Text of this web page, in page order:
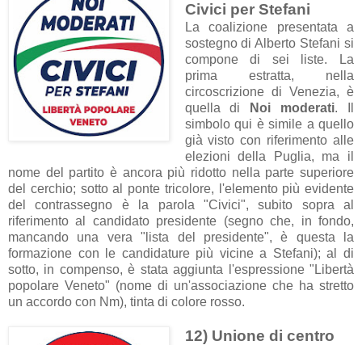
Civici per Stefani
La coalizione presentata a
sostegno di Alberto Stefani si
compone di sei liste. La
prima estratta, nella
circoscrizione di Venezia, è
quella di
Noi moderati. Il
simbolo qui è simile a quello
già visto con riferimento alle
elezioni della Puglia, ma il
nome del partito è ancora più ridotto nella parte superiore
del cerchio; sotto al ponte tricolore, l'elemento più evidente
del contrassegno è la parola "Civici", subito sopra al
riferimento al candidato presidente (segno che, in fondo,
mancando una vera "lista del presidente", è questa la
formazione con le candidature più vicine a Stefani); al di
sotto, in compenso, è stata aggiunta l'espressione "Libertà
popolare Veneto" (nome di un'associazione che ha stretto
un accordo con Nm), tinta di colore rosso.
12) Unione di centro